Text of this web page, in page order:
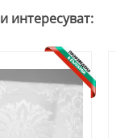
интересуват: